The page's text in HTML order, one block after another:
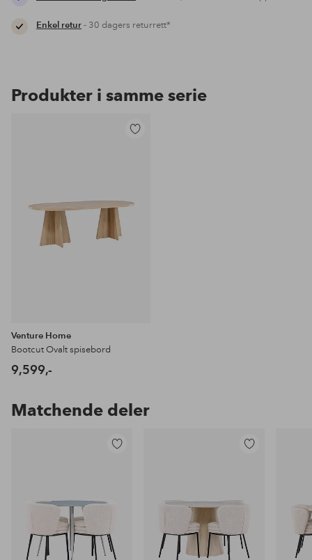
Enkel retur- 30 dagers returrett*
Produkter i samme serie
Venture Home
Bootcut Ovalt spisebord
9,599,-
Matchende deler